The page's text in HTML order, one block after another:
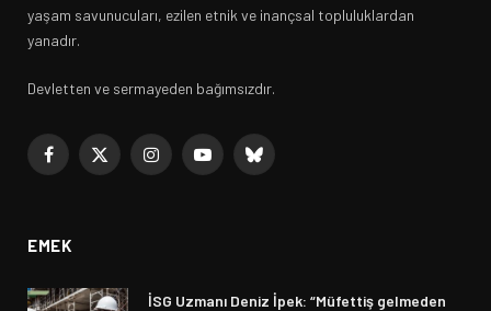
yaşam savunucuları, ezilen etnik ve inançsal topluluklardan
yanadır.
Devletten ve sermayeden bağımsızdır.
Facebook
X
InstagramYouTubeBluesky
EMEK
İSG Uzmanı Deniz İpek: “Müfettiş gelmeden